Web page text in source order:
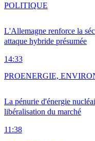
L'Allemagne renforce la
attaque hybride présumée
14:33
POLITIQUE
La pénurie d'énergie
libéralisation du marché
11:38
PROENERGIE,